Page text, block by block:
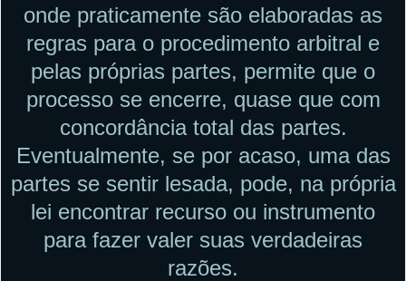
onde praticamente são elaboradas as
regras para o procedimento arbitral e
pelas próprias partes, permite que o
processo se encerre, quase que com
concordância total das partes.
Eventualmente, se por acaso, uma das
partes se sentir lesada, pode, na própria
lei encontrar recurso ou instrumento
para fazer valer suas verdadeiras
razões.